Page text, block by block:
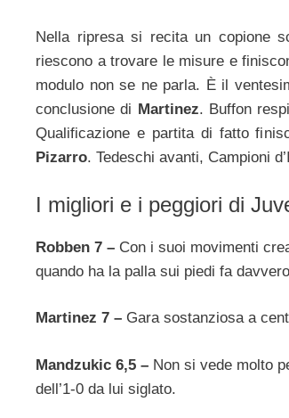
Nella ripresa si recita un copione
riescono a trovare le misure e
modulo non se ne parla. È il
conclusione di Martinez. Buffon
Qualificazione e partita di fatto
Pizarro. Tedeschi avanti, Campioni
I migliori e i peggiori di
Robben 7 – Con i suoi movimenti
quando ha la palla sui piedi fa
Martinez 7 – Gara sostanziosa a
Mandzukic 6,5 – Non si vede molto
dell’1-0 da lui siglato.